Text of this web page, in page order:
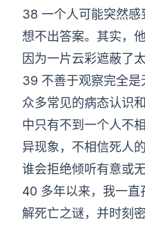
38 一个人可能突然感
想不出答案。其实，
因为一片云彩遮蔽了
39 不善于观察完全是
众多常见的病态认识
中只有不到一个人不
异现象，不相信死人
谁会拒绝倾听有意或
40 多年以来，我一直
解死亡之谜，并时刻